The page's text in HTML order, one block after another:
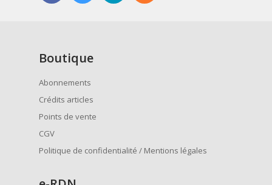
Boutique
Abonnements
Crédits articles
Points de vente
CGV
Politique de confidentialité / Mentions légales